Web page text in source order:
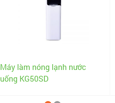
Máy làm nóng lạnh nước
uống KG50SD